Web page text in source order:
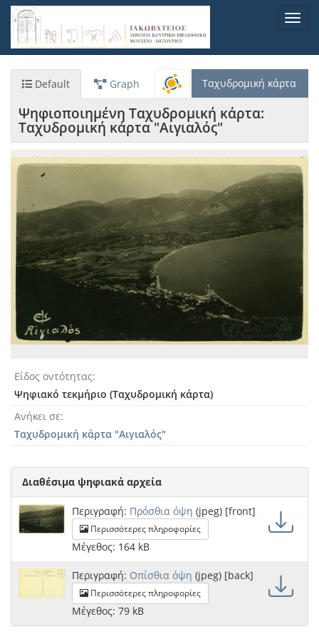
Παράκαμψη
προς
κυρίως
Default Graph Ταχυδρομική κάρτα
Ψηφιοποιημένη Ταχυδρομική κάρτα:
Ταχυδρομική κάρτα "Αιγιαλός"
Είδος οντότητας
Ψηφιακό τεκμήριο (Ταχυδρομική κάρτα)
Ανήκει σε
Ταχυδρομική κάρτα "Αιγιαλός"
Διαθέσιμα ψηφιακά αρχεία
Περιγραφή: Πρόσθια όψη (jpeg) [front]
Περισσότερες πληροφορίες
Μέγεθος: 164 kB
Περιγραφή: Οπίσθια όψη (jpeg) [back]
Περισσότερες πληροφορίες
Μέγεθος: 79 kB